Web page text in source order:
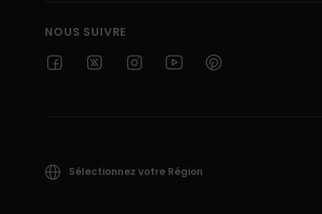
NOUS SUIVRE
Sélectionnez votre Région